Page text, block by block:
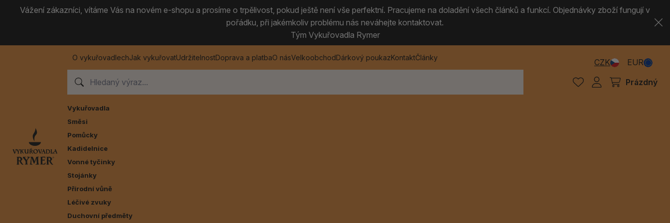
Vážení zákazníci, vítáme Vás na novém e-shopu a prosíme o trpělivost, pokud ještě není vše perfektní. Pracujeme na doladění všech článků a funkcí. Objednávky zboží fungují v
pořádku, při jakémkoliv problému nás neváhejte kontaktovat.
Tým Vykuřovadla Rymer
O vykuřovadlechJak vykuřovatUdržitelnostDoprava a platbaO násVelkoobchodDárkový poukazKontaktČlánky CZK
EUR
Prázdný
Vykuřovadla
Směsi
Pomůcky
Kadidelnice
Vonné tyčinky
Stojánky
Přírodní vůně
Léčivé zvuky
Duchovní předměty